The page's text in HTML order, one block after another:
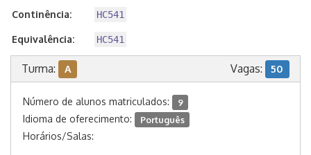
Continência: HC541
Equivalência: HC541
Turma: A Vagas: 50
Número de alunos matriculados: 9
Idioma de oferecimento: Português
Horários/Salas: